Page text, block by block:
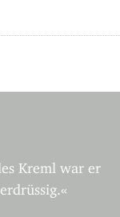
Kreml war er